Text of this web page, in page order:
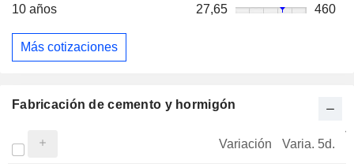
10 años
27,65 460
Más cotizaciones
Fabricación de cemento y hormigón
Variación Varia. 5d.